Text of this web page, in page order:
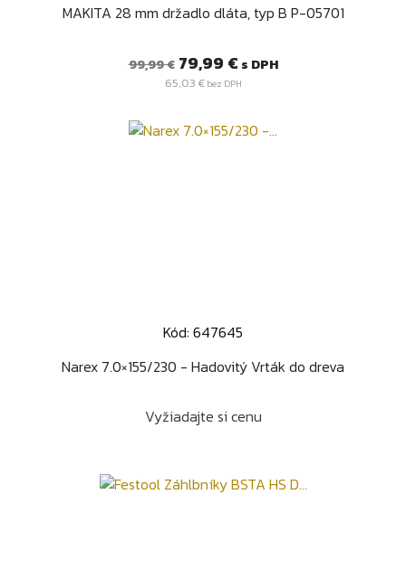
MAKITA 28 mm držadlo dláta, typ B P-05701
Bežná
cena
99,99 € Cena
79,99 € s DPH
65,03 €bez DPH
Kód: 647645
Narex 7.0×155/230 - Hadovitý Vrták do dreva
Vyžiadajte si cenu